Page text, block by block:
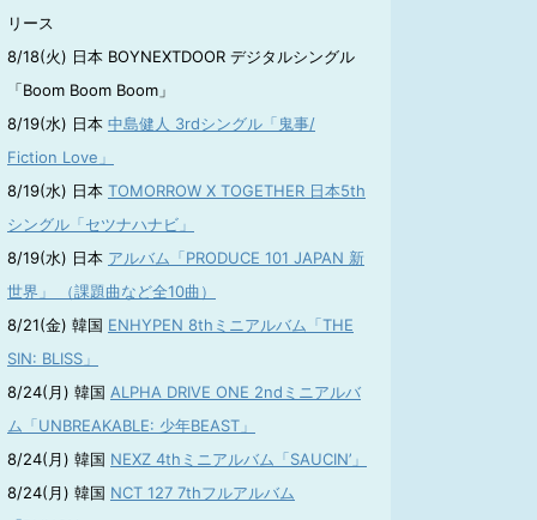
リース
8/18(火) 日本 BOYNEXTDOOR デジタルシングル
「Boom Boom Boom」
8/19(水) 日本 中島健人 3rdシングル「鬼事/
Fiction Love」
8/19(水) 日本 TOMORROW X TOGETHER 日本5th
シングル「セツナハナビ」
8/19(水) 日本 アルバム「PRODUCE 101 JAPAN 新
世界」 （課題曲など全10曲）
8/21(金) 韓国 ENHYPEN 8thミニアルバム「THE
SIN: BLISS」
8/24(月) 韓国 ALPHA DRIVE ONE 2ndミニアルバ
ム「UNBREAKABLE: 少年BEAST」
8/24(月) 韓国 NEXZ 4thミニアルバム「SAUCIN’」
8/24(月) 韓国 NCT 127 7thフルアルバム